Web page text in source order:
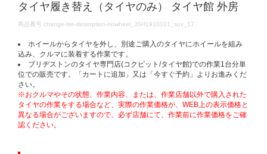
タイヤ履き替え（タイヤのみ） タイヤ館 外房
DETAILS
商品番号 change-tire-desorption-nowheel_JSH1910101_suv_17
ホイールからタイヤを外し、別途ご購入のタイヤにホイールを組み
込み、クルマに装着する作業です。
ブリヂストンのタイヤ専門店(コクピット/タイヤ館)での作業1台分単
位での販売です。「カートに追加」又は「今すぐ予約」よりお進みくだ
さい。
※おクルマやその状態、作業内容、または、作業店舗以外で購入された
タイヤの作業をする場合など、実際の作業価格が、WEB上の表示価格と
異なる場合がございますので、必ず店舗にて、作業前に作業価格をご確
認ください。